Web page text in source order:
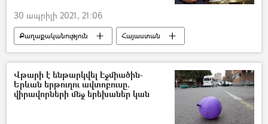
30 ապրիլի 2021, 21:06
Քաղաքականություն
Հայաստան
Նիկոլ Փաշինյան
«Թավշյա հեղափոխություն»
Սերժ Սարգսյան
Վթարի է ենթարկվել Էջմիածին-
Երևան երթուղու ավտոբուսը.
վիրավորների մեջ երեխաներ կան